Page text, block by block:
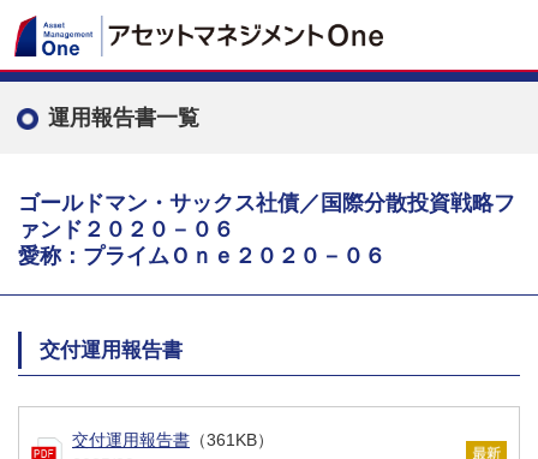
運用報告書一覧
ゴールドマン・サックス社債／国際分散投資戦略フ
ァンド２０２０－０６
愛称：プライムＯｎｅ２０２０－０６
交付運用報告書
交付運用報告書 （361KB）